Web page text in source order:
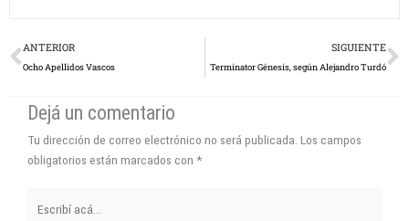
Dejá un comentario
obligatorios están marcados con
Escribí
acá...